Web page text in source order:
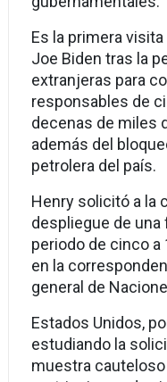
Es la primera
Joe Biden tras la
extranjeras para
responsables de
decenas de miles
además del
petrolera del país.
Henry solicitó a la
despliegue de
periodo de cinco a
en la
general de
Estados Unidos,
estudiando la
muestra